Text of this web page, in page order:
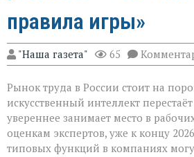
правила игры»
"Наша газета" 65
Рынок труда в России стоит на
искусственный интеллект
увереннее занимает место в
оценкам экспертов, уже к концу
типовых функций в компаниях